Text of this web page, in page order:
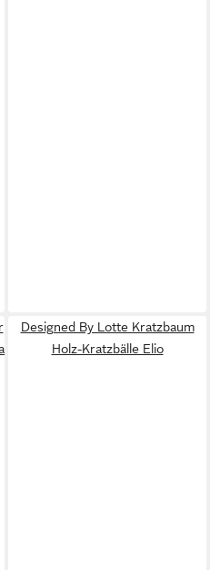
Designed By Lotte Kratzbaum
Holz-Kratzbälle Elio